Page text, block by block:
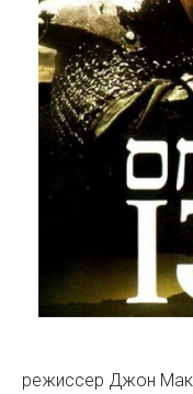
режиссер Джон